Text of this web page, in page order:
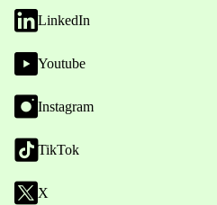
LinkedIn
Youtube
Instagram
TikTok
X